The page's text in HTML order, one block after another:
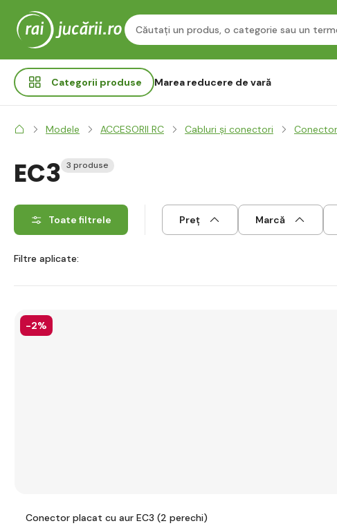
Categorii produse Marea reducere de vară
Modele ACCESORII RC Cabluri și conectori
EC3 3 produse
Toate filtrele Preț Marcă
Filtre aplicate:
-2%
Conector placat cu aur EC3 (2 perechi)